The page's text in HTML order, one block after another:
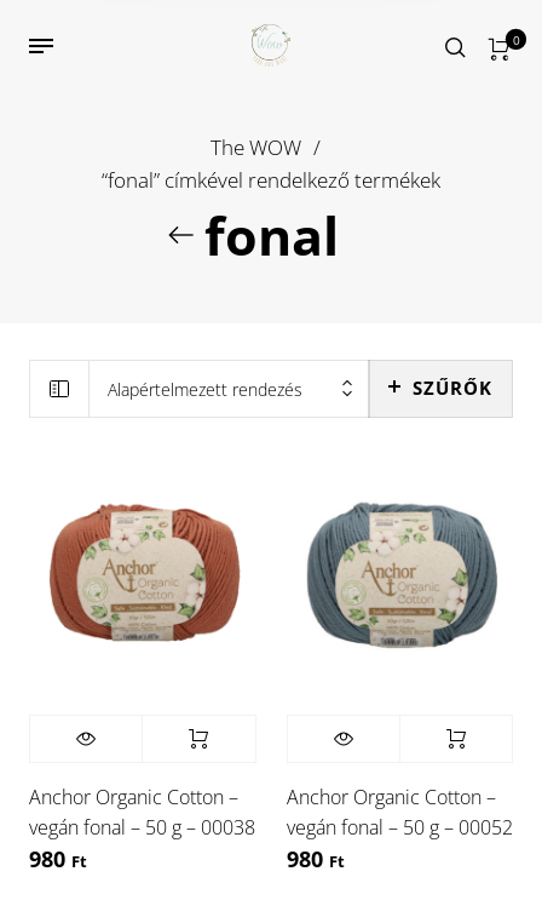
0
The WOW /
“fonal” címkével rendelkező termékek
fonal
Alapértelmezett rendezés SZŰRŐK
Anchor Organic Cotton –
vegán fonal – 50 g – 00038
980 Ft
Anchor Organic Cotton –
vegán fonal – 50 g – 00052
980 Ft